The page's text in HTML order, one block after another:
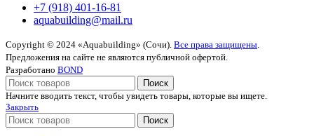
+7 (918) 401-16-81
aquabuilding@mail.ru
Copyright © 2024 «Aquabuilding» (Сочи). Все права защищены
Предложения на сайте не являются публичной офертой.
Разработано BOND
Поиск
Начните вводить текст, чтобы увидеть товары, которые вы ищете.
Закрыть
Поиск